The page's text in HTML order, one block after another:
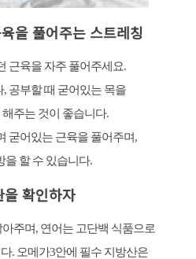
을 풀어주는 스트레칭
근육을 자주 풀어주세요.
공부할 때 굳어있는 목을
주는 것이 좋습니다.
굳어있는 근육을 풀어주며,
을 할 수 있습니다.
을 확인하자
주며, 연어는 고단백 식품으로
. 오메가3안에 필수 지방산은